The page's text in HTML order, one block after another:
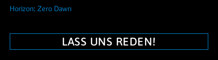
Horizon: Zero Dawn
LASS UNS REDEN!